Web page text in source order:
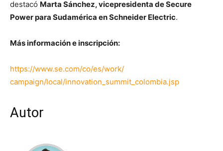
destacó Marta Sánchez, vicepresidenta de Secure
Power para Sudamérica en Schneider Electric.
Más información e inscripción:
https://www.se.com/co/es/work/
campaign/local/innovation_ summit_colombia.jsp
Autor